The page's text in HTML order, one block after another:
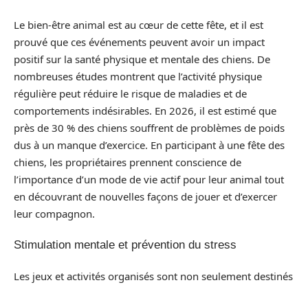
Le bien-être animal est au cœur de cette fête, et il est
prouvé que ces événements peuvent avoir un impact
positif sur la santé physique et mentale des chiens. De
nombreuses études montrent que l’activité physique
régulière peut réduire le risque de maladies et de
comportements indésirables. En 2026, il est estimé que
près de 30 % des chiens souffrent de problèmes de poids
dus à un manque d’exercice. En participant à une fête des
chiens, les propriétaires prennent conscience de
l’importance d’un mode de vie actif pour leur animal tout
en découvrant de nouvelles façons de jouer et d’exercer
leur compagnon.
Stimulation mentale et prévention du stress
Les jeux et activités organisés sont non seulement destinés